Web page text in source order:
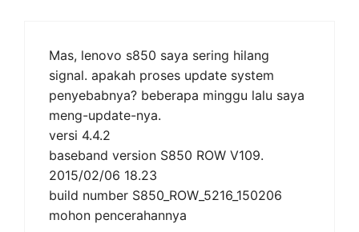
Mas, lenovo s850 saya sering hilang
signal. apakah proses update system
penyebabnya? beberapa minggu lalu saya
meng-update-nya.
versi 4.4.2
baseband version S850 ROW V109.
2015/02/06 18.23
build number S850_ROW_5216_150206
mohon pencerahannya